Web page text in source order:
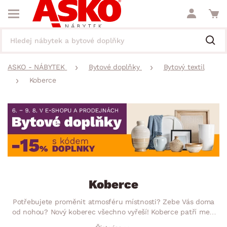
ASKO - NÁBYTEK Bytové doplňky
Bytový textil
Koberce
Koberce
Potřebujete proměnit atmosféru místnosti? Zebe Vás doma
od nohou? Nový koberec všechno vyřeší! Koberce patří mezi